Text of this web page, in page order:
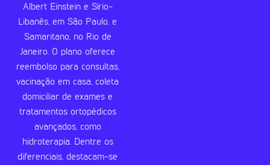
Albert Einstein e Sírio-
Libanês, em São Paulo, e
Samaritano, no Rio de
Janeiro. O plano oferece
reembolso para consultas,
vacinação em casa, coleta
domiciliar de exames e
tratamentos ortopédicos
avançados, como
hidroterapia. Dentre os
diferenciais, destacam-se